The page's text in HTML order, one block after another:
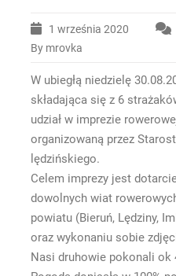
1 września 2020
By mrovka
W ubiegłą niedzielę
składająca się z 6
udział w imprezie
organizowaną przez
lędzińskiego.
Celem imprezy jest
dowolnych wiat
powiatu (Bieruń, Lędziny,
oraz wykonaniu sobie
Nasi druhowie pokonali ok